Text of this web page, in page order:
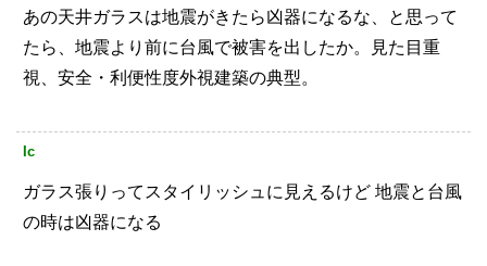
あの天井ガラスは地震がきたら凶器になるな、と思って
たら、地震より前に台風で被害を出したか。見た目重
視、安全・利便性度外視建築の典型。
Ic
ガラス張りってスタイリッシュに見えるけど 地震と台風
の時は凶器になる